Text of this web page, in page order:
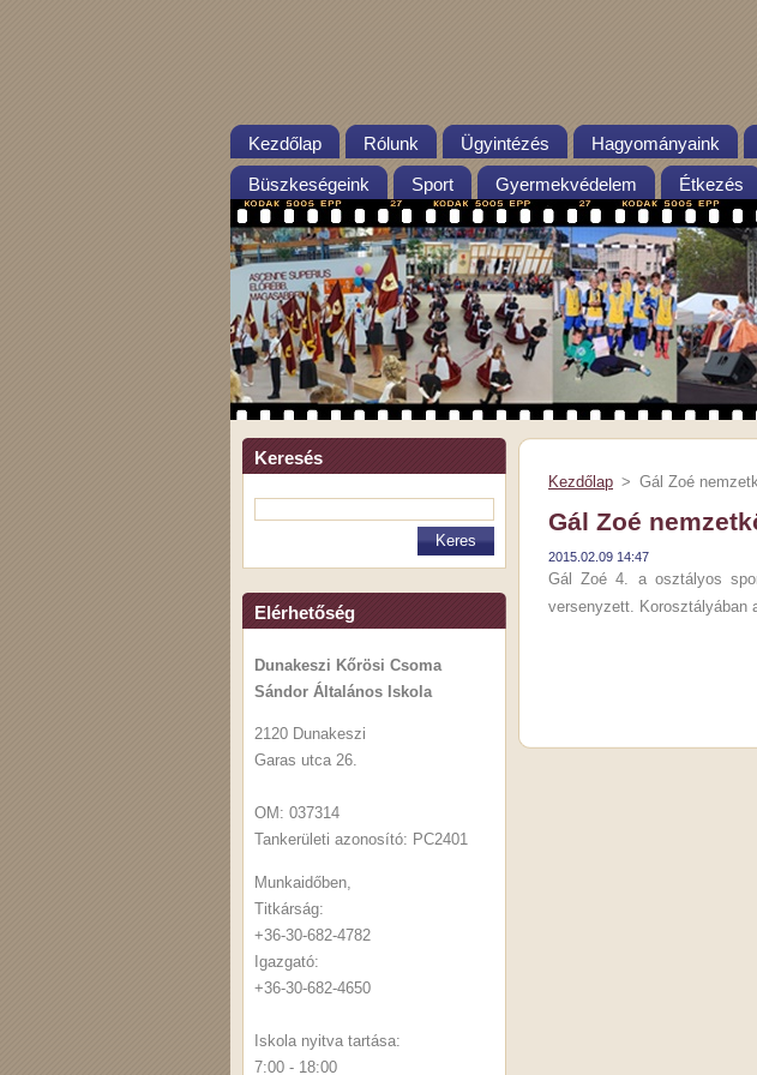
Kezdőlap Rólunk Ügyintézés Hagyományaink
Büszkeségeink Sport Gyermekvédelem Étkezés
Keresés
Elérhetőség
Dunakeszi Kőrösi Csoma
Sándor Általános Iskola
2120 Dunakeszi
Garas utca 26.
OM: 037314
Tankerületi azonosító: PC2401
Munkaidőben,
Titkárság:
+36-30-682-4782
Igazgató:
+36-30-682-4650
Iskola nyitva tartása:
7:00 - 18:00
Kezdőlap > Gál Zoé
Gál Zoé
2015.02.09 14:47
Gál Zoé 4. a osztályos
versenyzett. Korosztályában